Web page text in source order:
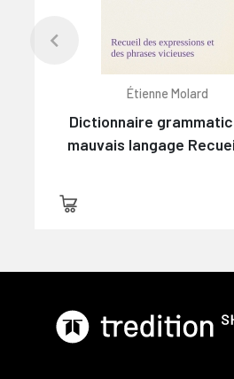
Étienne Molard
Dictionnaire
mauvais langage
vicieuses usitées en